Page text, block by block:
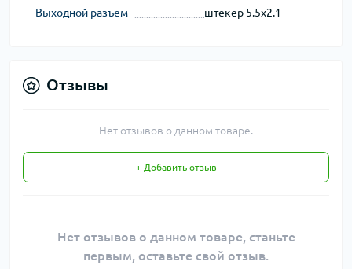
Выходной разъем штекер 5.5x2.1
Отзывы
Нет отзывов о данном товаре.
+ Добавить отзыв
Нет отзывов о данном товаре, станьте
первым, оставьте свой отзыв.